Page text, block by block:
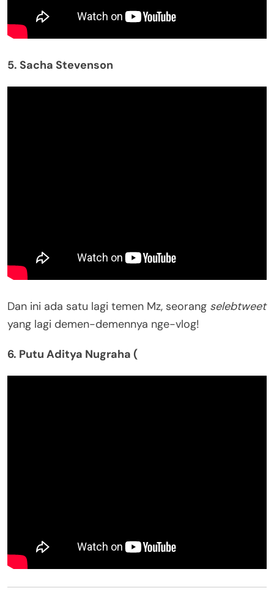
5. Sacha Stevenson
Dan ini ada satu lagi temen Mz, seorang selebtweet
yang lagi demen-demennya nge-vlog!
6. Putu Aditya Nugraha (